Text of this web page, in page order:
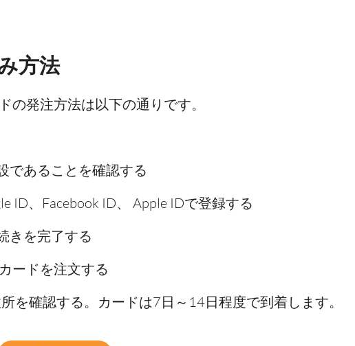
方法
発注方法は以下の通りです。
であることを確認する
ID、Facebook ID、 Apple IDで登録する
きを完了する
ードを注文する
を確認する。カードは7日～14日程度で到着します。